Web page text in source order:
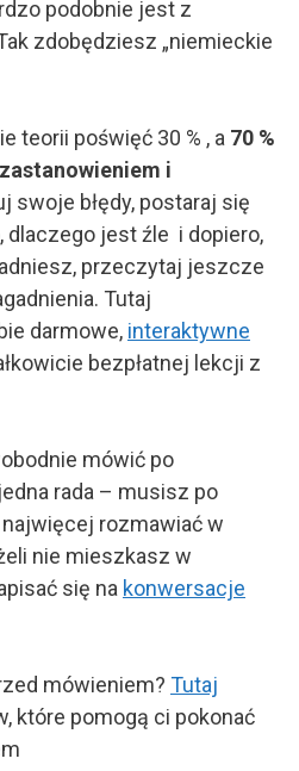
podobnie jest z
zdobędziesz „niemieckie
teorii poświęć 30 % , a 70 %
i
swoje błędy, postaraj się
dlaczego jest źle i dopiero,
przeczytaj jeszcze
Tutaj
darmowe, interaktywne
bezpłatnej lekcji z
mówić po
rada – musisz po
rozmawiać w
nie mieszkasz w
się na konwersacje
mówieniem? Tutaj
które pomogą ci pokonać